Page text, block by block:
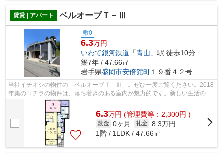
賃貸 | アパート ベルオーブＴ－Ⅲ
敷0
6.3万円
いわて銀河鉄道 「青山 」駅 徒歩10分
築7年 / 47.66㎡
岩手県盛岡市安倍館町 １９番４２号
当社イチオシの物件の「ベルオーブＴ－Ⅲ」。ぜひ一度ご覧ください。2018
年築のコチラの物件は、落ち着きのある室内が魅力的です。新しい生活のス
タートにおすすめなのが、こちらのアパ...
6.3万円 (管理費等：2,300円 )
敷金 0ヶ月 礼金 8.3万円
1階 / 1LDK / 47.66㎡